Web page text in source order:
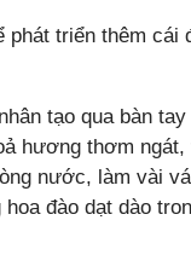
phát triển thêm cái
tạo qua bàn
hương thơm
nước, làm vài
đào dạt dào